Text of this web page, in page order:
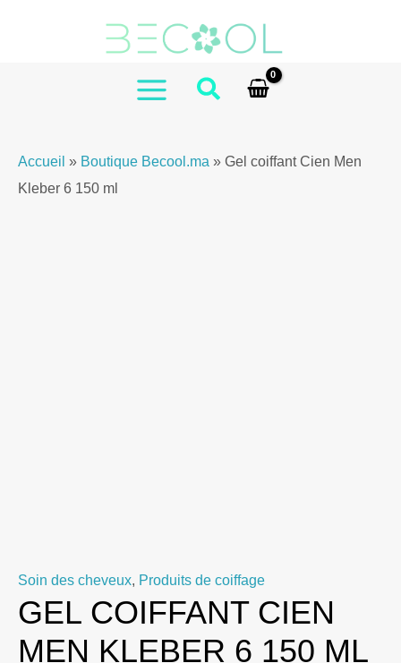
MAIN
Accueil » Boutique Becool.ma » Gel coiffant Cien Men
Kleber 6 150 ml
Soin des cheveux, Produits de coiffage
GEL COIFFANT CIEN
MEN KLEBER 6 150 ML